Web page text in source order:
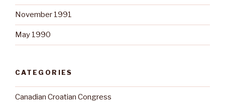
November 1991
May 1990
CATEGORIES
Canadian Croatian Congress